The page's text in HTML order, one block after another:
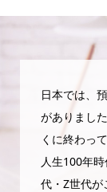
日本では、
がありまし
くに終わっ
人生100年
代・Z世代